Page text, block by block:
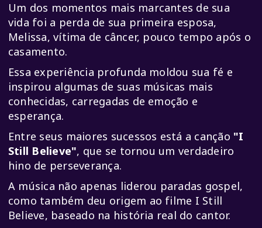
Um dos momentos mais marcantes de sua
vida foi a perda de sua primeira esposa,
Melissa, vítima de câncer, pouco tempo após o
casamento.
Essa experiência profunda moldou sua fé e
inspirou algumas de suas músicas mais
conhecidas, carregadas de emoção e
esperança.
Entre seus maiores sucessos está a canção "I
Still Believe", que se tornou um verdadeiro
hino de perseverança.
A música não apenas liderou paradas gospel,
como também deu origem ao filme I Still
Believe, baseado na história real do cantor.